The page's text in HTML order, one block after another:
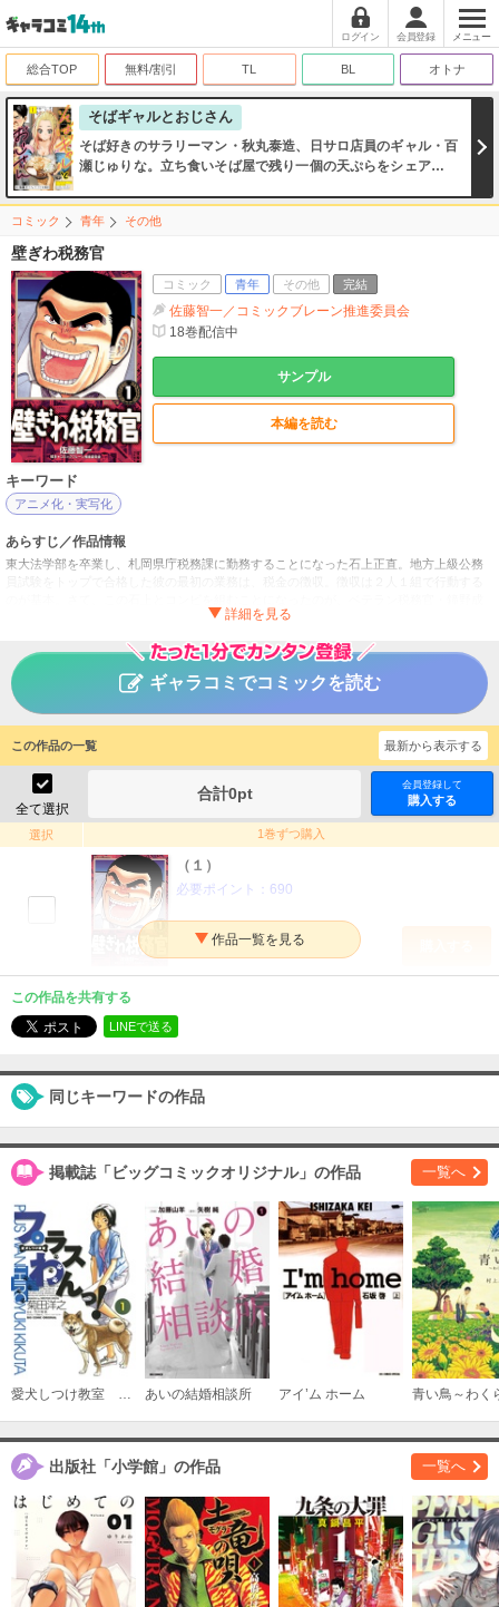
ログイン 会員登録 メニュー
総合TOP 無料/割引 TL BL オトナ
そばギャルとおじさん
そば好きのサラリーマン・秋丸泰造、日サロ店員のギャル・百
瀬じゅりな。立ち食いそば屋で残り一個の天ぷらをシェアした
は、いっしょにそば屋巡りをすることに…!!
コミック 青年 その他
壁ぎわ税務官
コミック 青年 その他 完結
佐藤智一／コミックブレーン推進委員会
18巻配信中
サンプル
本編を読む
キーワード
アニメ化・実写化
あらすじ／作品情報
東大法学部を卒業し、札岡県庁税務課に勤務することになった石上正直。地方上級公務
員試験をトップで合格した彼の最初の業務は、税金の徴収。徴収は２人１組で行動する
タイトル 壁ぎわ税務官
佐藤智一／コミックブレーン推進委員会
青年／その他
掲載誌
出版社
ギャラコミでコミックを読む
この作品の一覧
全て選択
合計0pt 会員登録して
購入する
選択 1巻ずつ購入
最新から表示する
（１）
必要ポイント： 690
必要ポイント：
購入する
必要ポイント：690
購入する
（４）
必要ポイント： 690
購入する
（５）
必要ポイント： 690
購入する
（６）
必要ポイント： 690
購入する
この作品を共有する
LINEで送る
同じキーワードの作品
掲載誌「ビッグコミックオリジナル」の作品 一覧へ
愛犬しつけ教室 プラスわんっ！ あいの結婚相談所 アイ’ム ホーム 青い鳥～わく
出版社「小学館」の作品 一覧へ